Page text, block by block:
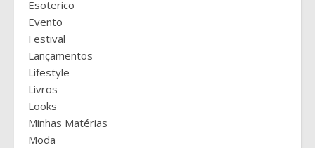
Esoterico
Evento
Festival
Lançamentos
Lifestyle
Livros
Looks
Minhas Matérias
Moda